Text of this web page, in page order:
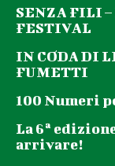
SENZA FILI
FESTIVAL
IN CODA DI
FUMETTI
100 Numeri
La 6ª
arrivare!